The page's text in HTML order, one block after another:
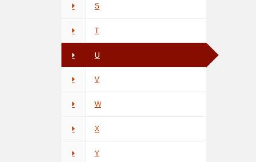
S
T
U
V
W
X
Y